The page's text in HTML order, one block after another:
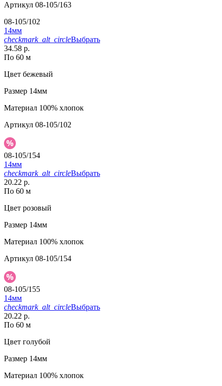
Артикул 08-105/163
08-105/102
14мм
checkmark_alt_circleВыбрать
34.58 р.
По 60 м
Цвет бежевый
Размер 14мм
Материал 100% хлопок
Артикул 08-105/102
08-105/154
14мм
checkmark_alt_circleВыбрать
20.22 р.
По 60 м
Цвет розовый
Размер 14мм
Материал 100% хлопок
Артикул 08-105/154
08-105/155
14мм
checkmark_alt_circleВыбрать
20.22 р.
По 60 м
Цвет голубой
Размер 14мм
Материал 100% хлопок